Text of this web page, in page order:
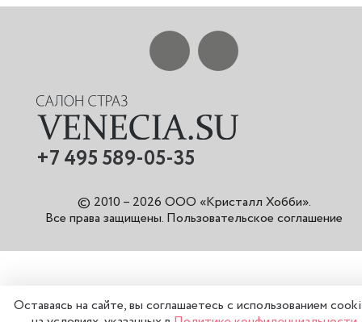
+7 495 589-05-35
© 2010 – 2026 ООО «Кристалл Хобби».
Все права защищены. Пользовательское соглашение
Оставаясь на сайте, вы соглашаетесь с использованием